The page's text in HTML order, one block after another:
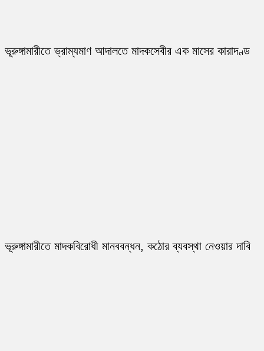
ভূরুঙ্গামারীতে ভ্রাম্যমাণ আদালতে মাদকসেবীর এক মাসের কারাদণ্ড
ভূরুঙ্গামারীতে মাদকবিরোধী মানববন্ধন, কঠোর ব্যবস্থা নেওয়ার দাবি